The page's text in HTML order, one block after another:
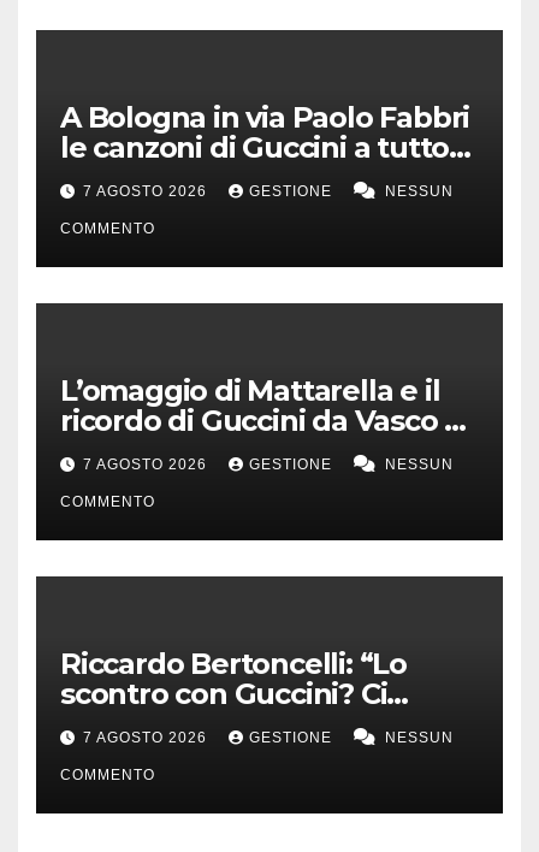
A Bologna in via Paolo Fabbri
le canzoni di Guccini a tutto
volume
7 AGOSTO 2026 GESTIONE NESSUN
COMMENTO
L’omaggio di Mattarella e il
ricordo di Guccini da Vasco a
Milo Manara
7 AGOSTO 2026 GESTIONE NESSUN
COMMENTO
Riccardo Bertoncelli: “Lo
scontro con Guccini? Ci
volevamo bene”
7 AGOSTO 2026 GESTIONE NESSUN
COMMENTO